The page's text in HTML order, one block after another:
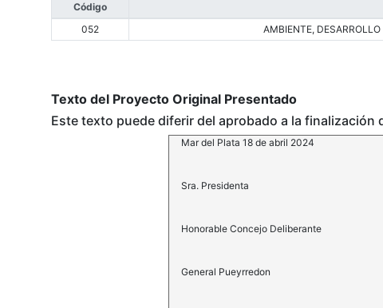
Código
052
AMBIENTE,
Texto del Proyecto Original Presentado
Este texto puede diferir del aprobado a la
Mar del Plata 18 de abril 2024
Sra. Presidenta
Honorable Concejo Deliberante
General Pueyrredon